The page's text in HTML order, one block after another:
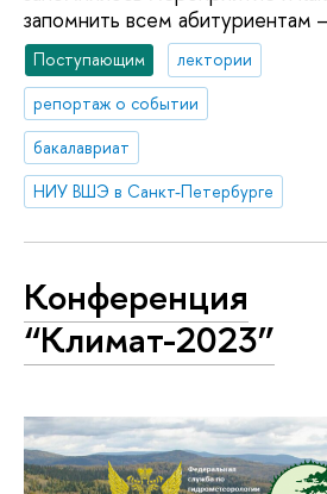
запомнить всем абитуриентам
Поступающим
лектории
репортаж о событии
бакалавриат
НИУ ВШЭ в Санкт-Петербурге
Конференция
“Климат-2023”